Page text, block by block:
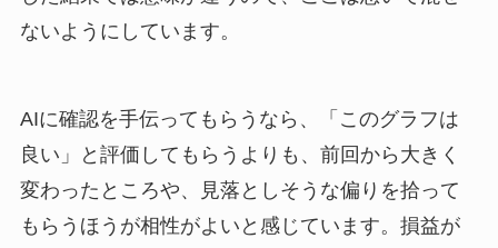
ないようにしています。
AIに確認を手伝ってもらうなら、「このグラフは
良い」と評価してもらうよりも、前回から大きく
変わったところや、見落としそうな偏りを拾って
もらうほうが相性がよいと感じています。損益が